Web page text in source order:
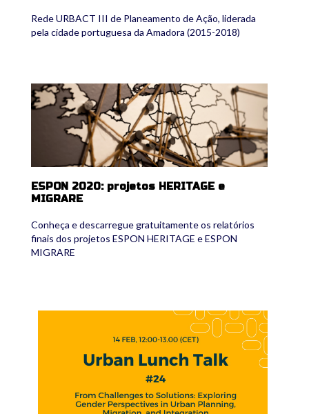
Rede URBACT III de Planeamento de Ação, liderada
pela cidade portuguesa da Amadora (2015-2018)
espon.png
ESPON 2020: projetos HERITAGE e
MIGRARE
Conheça e descarregue gratuitamente os relatórios
finais dos projetos ESPON HERITAGE e ESPON
MIGRARE